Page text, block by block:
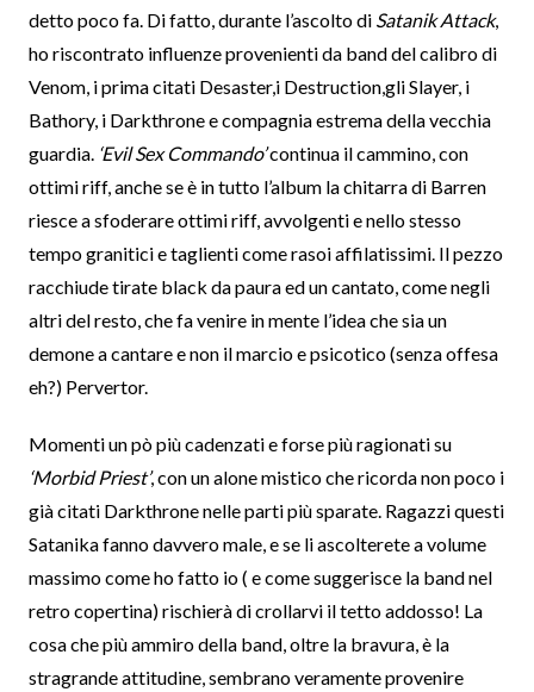
detto poco fa. Di fatto, durante l’ascolto di Satanik Attack,
ho riscontrato influenze provenienti da band del calibro di
Venom, i prima citati Desaster,i Destruction,gli Slayer, i
Bathory, i Darkthrone e compagnia estrema della vecchia
guardia. ‘Evil Sex Commando’continua il cammino, con
ottimi riff, anche se è in tutto l’album la chitarra di Barren
riesce a sfoderare ottimi riff, avvolgenti e nello stesso
tempo granitici e taglienti come rasoi affilatissimi. Il pezzo
racchiude tirate black da paura ed un cantato, come negli
altri del resto, che fa venire in mente l’idea che sia un
demone a cantare e non il marcio e psicotico (senza offesa
eh?) Pervertor.
Momenti un pò più cadenzati e forse più ragionati su
‘Morbid Priest’, con un alone mistico che ricorda non poco i
già citati Darkthrone nelle parti più sparate. Ragazzi questi
Satanika fanno davvero male, e se li ascolterete a volume
massimo come ho fatto io ( e come suggerisce la band nel
retro copertina) rischierà di crollarvi il tetto addosso! La
cosa che più ammiro della band, oltre la bravura, è la
stragrande attitudine, sembrano veramente provenire